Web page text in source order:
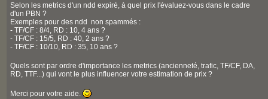
Selon les metrics d'un ndd expiré, à quel prix l'évaluez-vous dans le cadre
d'un PBN ?
Exemples pour des ndd non spammés :
- TF/CF : 8/4, RD : 10, 4 ans ?
- TF/CF : 15/5, RD : 40, 2 ans ?
- TF/CF : 10/10, RD : 35, 10 ans ?
Quels sont par ordre d'importance les metrics (ancienneté, trafic, TF/CF, DA,
RD, TTF...) qui vont le plus influencer votre estimation de prix ?
Merci pour votre aide.